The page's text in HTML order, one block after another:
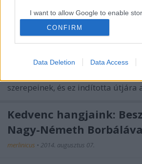
I want to allow Google to enable
I want to allow Google to enable
related to security, including
functionality and fraud prevention,
CONFIRM
Data Deletion Data Access
Ma van 15 éve annak, hogy
mozikban a film, mely szélesebb
Ruddot újra felfedezték maguknak
szerepeinek, és ez indította útjára
Kedvenc hangjaink:
Nagy-Németh
merlinicus • 2014. augusztus 07.